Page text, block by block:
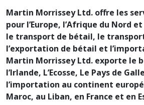
Martin Morrissey Ltd. offre les
pour l’Europe, l’Afrique du Nord
le transport de bétail, le
l’exportation de bétail et
Martin Morrissey Ltd. exporte le
l’Irlande, L’Ecosse, Le Pays de
l’importation au continent
Maroc, au Liban, en France et en